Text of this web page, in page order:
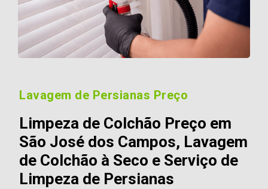
Lavagem de Persianas Preço
Limpeza de Colchão Preço em
São José dos Campos, Lavagem
de Colchão à Seco e Serviço de
Limpeza de Persianas